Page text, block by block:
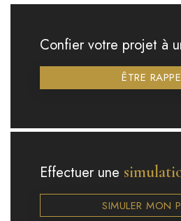
Confier votre projet à
ÊTRE
Effectuer une
SIMULER MON